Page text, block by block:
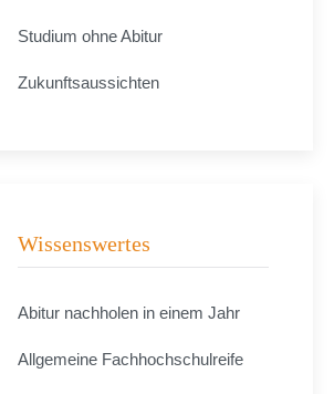
Studium ohne Abitur
Zukunftsaussichten
Wissenswertes
Abitur nachholen in einem Jahr
Allgemeine Fachhochschulreife